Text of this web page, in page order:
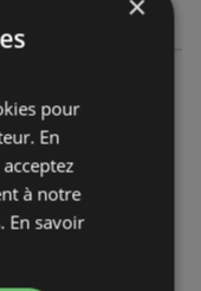
pour
En
à notre
En savoir